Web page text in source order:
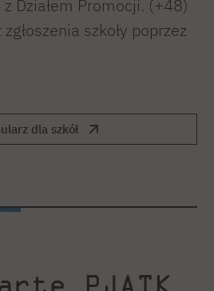
Działem Promocji. (+48)
szkoły poprzez
dla szkół
PJATK